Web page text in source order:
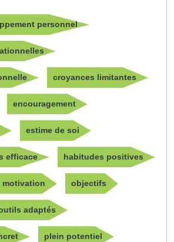
personnel
croyances limitantes
encouragement
estime de soi
efficace habitudes positives
motivation objectifs
adaptés
plein potentiel